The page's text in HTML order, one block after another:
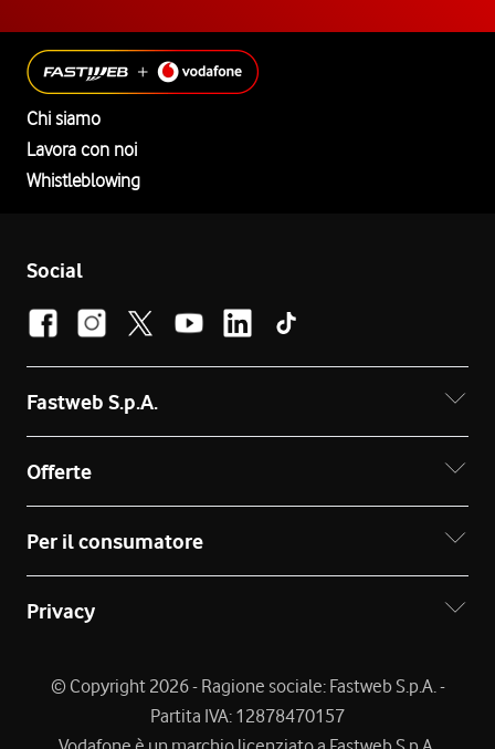
Chi siamo
Lavora con noi
Whistleblowing
Social
Fastweb S.p.A.
Offerte
Per il consumatore
Privacy
© Copyright 2026 - Ragione sociale: Fastweb S.p.A. -
Partita IVA: 12878470157